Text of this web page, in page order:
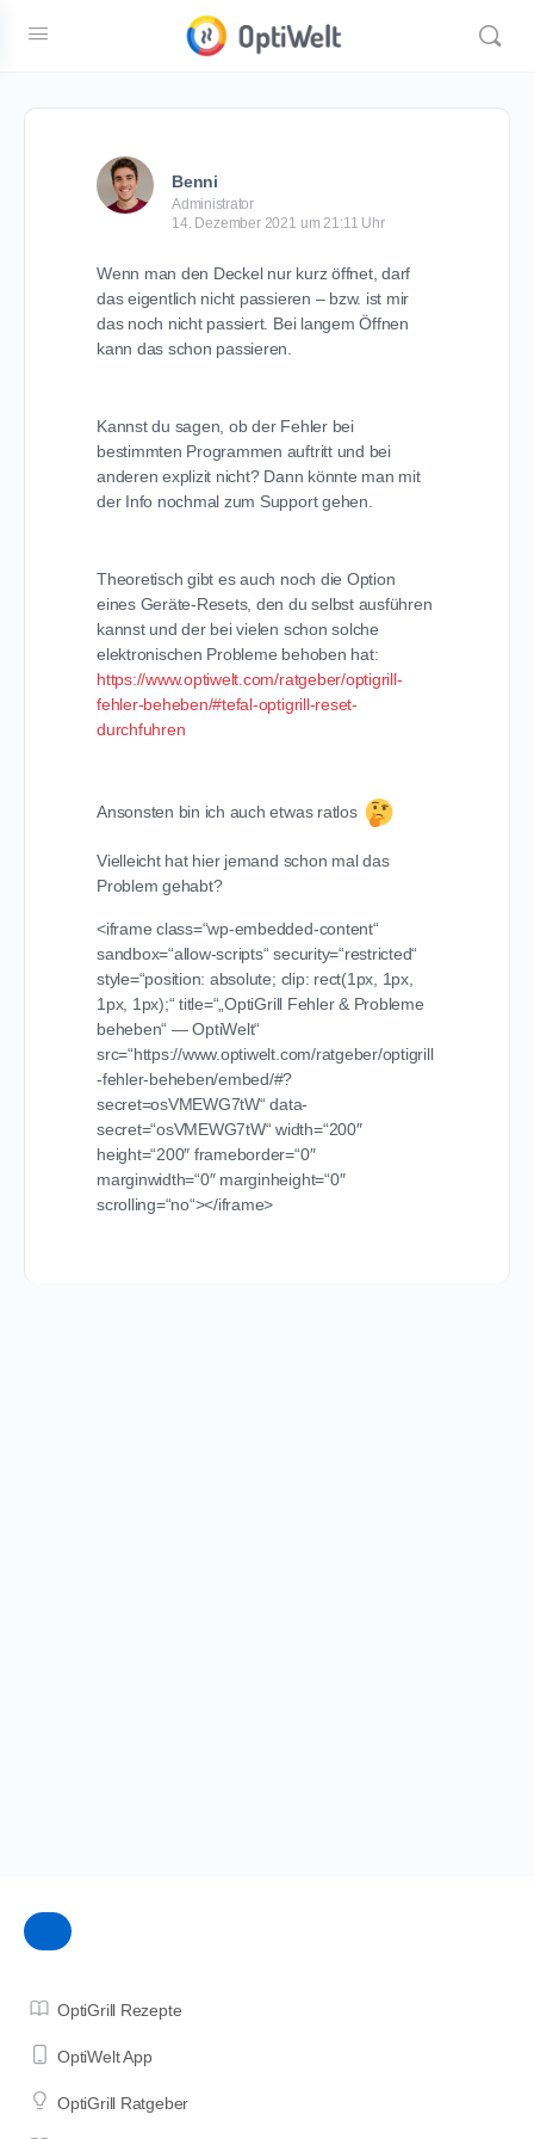
Benni
Administrator
14. Dezember 2021 um 21:11 Uhr
Wenn man den Deckel nur kurz öffnet, darf
das eigentlich nicht passieren – bzw. ist mir
das noch nicht passiert. Bei langem Öffnen
kann das schon passieren.
Kannst du sagen, ob der Fehler bei
bestimmten Programmen auftritt und bei
anderen explizit nicht? Dann könnte man mit
der Info nochmal zum Support gehen.
Theoretisch gibt es auch noch die Option
eines Geräte-Resets, den du selbst ausführen
kannst und der bei vielen schon solche
elektronischen Probleme behoben hat:
https://www.optiwelt.com/ratgeber/optigrill-
fehler-beheben/#tefal-optigrill-reset-
durchfuhren
Ansonsten bin ich auch etwas ratlos
Vielleicht hat hier jemand schon mal das
Problem gehabt?
<iframe class=“wp-embedded-content“
sandbox=“allow-scripts“ security=“restricted“
style=“position: absolute; clip: rect(1px, 1px,
1px, 1px);“ title=“„OptiGrill Fehler & Probleme
beheben“ — OptiWelt“
src=“https://www.optiwelt.com/ratgeber/optigrill
-fehler-beheben/embed/#?
secret=osVMEWG7tW“ data-
secret=“osVMEWG7tW“ width=“200″
height=“200″ frameborder=“0″
marginwidth=“0″ marginheight=“0″
scrolling=“no“></iframe>
OptiGrill Rezepte
OptiWelt App
OptiGrill Ratgeber